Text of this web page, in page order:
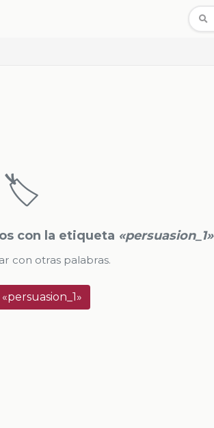
🏷️
con la etiqueta «persuasion_1»
con otras palabras.